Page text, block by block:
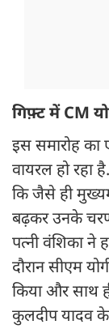
गिफ़्ट में CM
इस समारोह का
वायरल हो रहा
कि जैसे ही
बढ़कर उनके
पत्नी वंशिका ने
दौरान सीएम
किया और साथ
कुलदीप यादव